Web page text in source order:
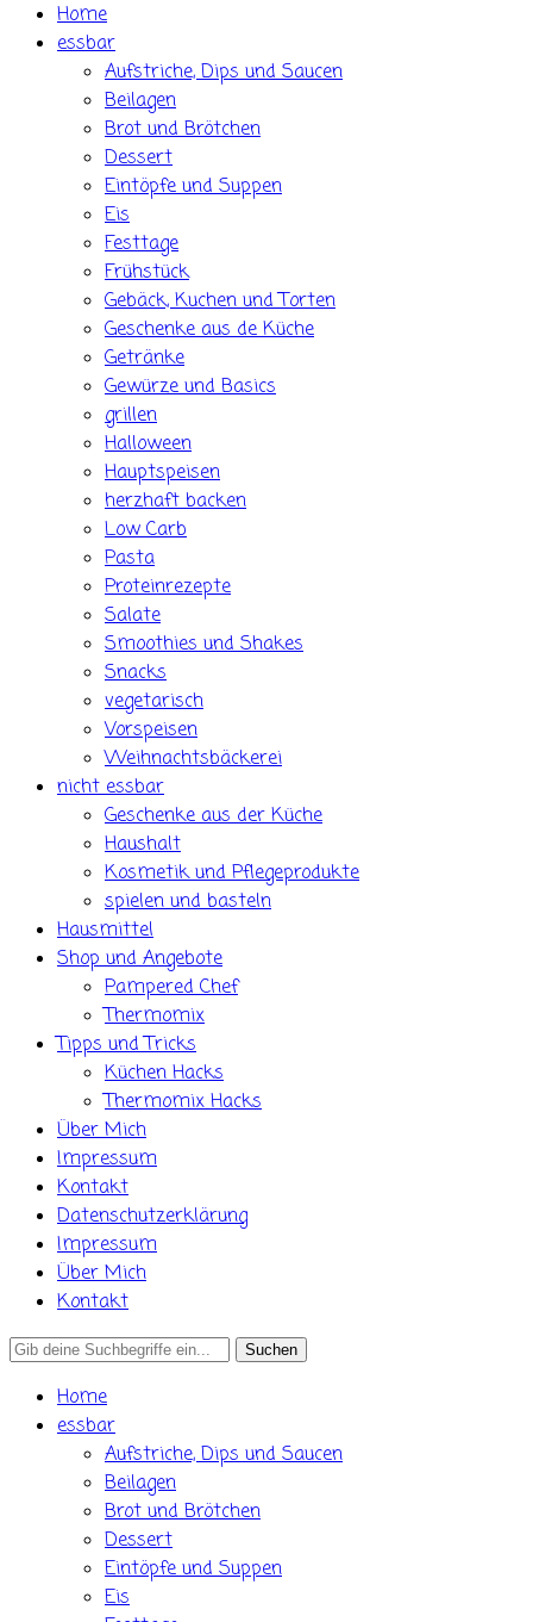
Home
essbar
Aufstriche, Dips und Saucen
Beilagen
Brot und Brötchen
Dessert
Eintöpfe und Suppen
Eis
Festtage
Frühstück
Gebäck, Kuchen und Torten
Geschenke aus de Küche
Getränke
Gewürze und Basics
grillen
Halloween
Hauptspeisen
herzhaft backen
Low Carb
Pasta
Proteinrezepte
Salate
Smoothies und Shakes
Snacks
vegetarisch
Vorspeisen
Weihnachtsbäckerei
nicht essbar
Geschenke aus der Küche
Haushalt
Kosmetik und Pflegeprodukte
spielen und basteln
Hausmittel
Shop und Angebote
Pampered Chef
Thermomix
Tipps und Tricks
Küchen Hacks
Thermomix Hacks
Über Mich
Impressum
Kontakt
Datenschutzerklärung
Impressum
Über Mich
Kontakt
Search
Home
essbar
Aufstriche, Dips und Saucen
Beilagen
Brot und Brötchen
Dessert
Eintöpfe und Suppen
Eis